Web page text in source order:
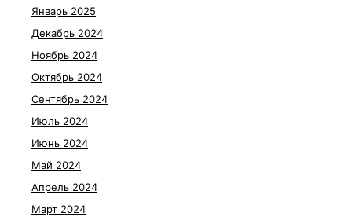
Январь 2025
Декабрь 2024
Ноябрь 2024
Октябрь 2024
Сентябрь 2024
Июль 2024
Июнь 2024
Май 2024
Апрель 2024
Март 2024